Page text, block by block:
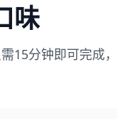
味
15分钟即可完成